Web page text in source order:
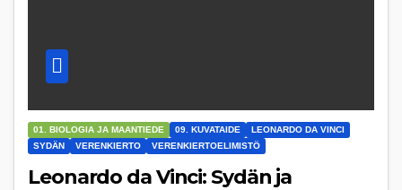
01. BIOLOGIA JA MAANTIEDE 09. KUVATAIDE
LEONARDO DA VINCI
SYDÄN
VERENKIERTO VERENKIERTOELIMISTÖ
Leonardo da Vinci: Sydän ja